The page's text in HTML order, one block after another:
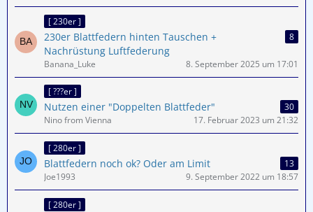
[ 230er ]
230er Blattfedern hinten Tauschen +
Nachrüstung Luftfederung
8
Banana_Luke 8. September 2025 um 17:01
[ ???er ]
Nutzen einer "Doppelten Blattfeder"
30
Nino from Vienna
17. Februar 2023 um 21:32
[ 280er ]
Blattfedern noch ok? Oder am Limit
13
Joe1993
9. September 2022 um 18:57
[ 280er ]